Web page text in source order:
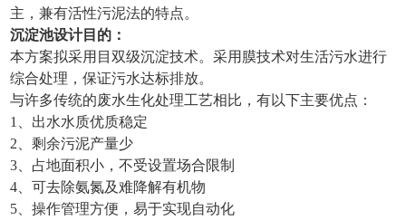
主，兼有活性污泥法的特点。
沉淀池设计目的：
本方案拟采用目双级沉淀技术。采用膜技术对生活污水进行
综合处理，保证污水达标排放。
与许多传统的废水生化处理工艺相比，有以下主要优点：
1、出水水质优质稳定
2、剩余污泥产量少
3、占地面积小，不受设置场合限制
4、可去除氨氮及难降解有机物
5、操作管理方便，易于实现自动化